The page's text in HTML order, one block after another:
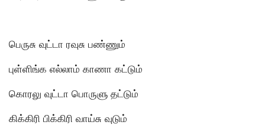
பெருசு வுட்டா ரவுசு பண்ணும்
புள்ளிங்க எல்லாம் காணா கட்டும்
கொரலு வுட்டா பொருளு தட்டும்
கிக்கிரி பிக்கிரி வாய்சு வுடும்